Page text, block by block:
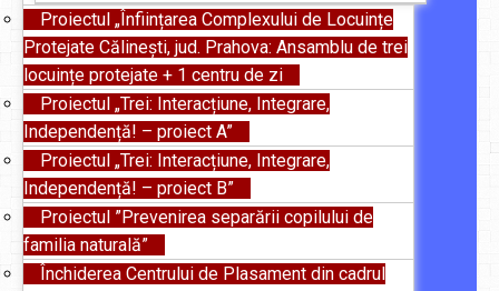
Proiectul „Înființarea Complexului de Locuințe
Protejate Călinești, jud. Prahova: Ansamblu de trei
locuințe protejate + 1 centru de zi
Proiectul „Trei: Interacțiune, Integrare,
Independență! – proiect A”
Proiectul „Trei: Interacțiune, Integrare,
Independență! – proiect B”
Proiectul ”Prevenirea separării copilului de
familia naturală”
Închiderea Centrului de Plasament din cadrul